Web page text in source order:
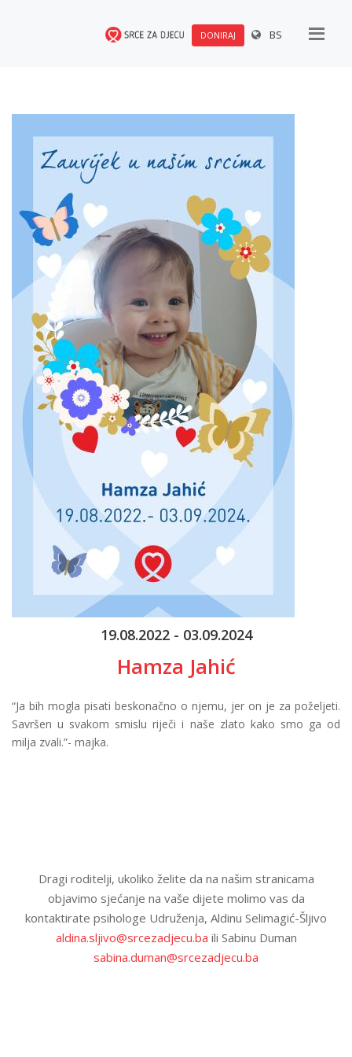
DONIRAJ BS
19.08.2022 - 03.09.2024
Hamza Jahić
“Ja bih mogla pisati beskonačno o njemu, jer on je za poželjeti.
Savršen u svakom smislu riječi i naše zlato kako smo ga od
milja zvali.”- majka.
Dragi roditelji, ukoliko želite da na našim stranicama
objavimo sjećanje na vaše dijete molimo vas da
kontaktirate psihologe Udruženja, Aldinu Selimagić-Šljivo
aldina.sljivo@srcezadjecu.ba ili Sabinu Duman
sabina.duman@srcezadjecu.ba